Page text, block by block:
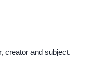
creator and subject.